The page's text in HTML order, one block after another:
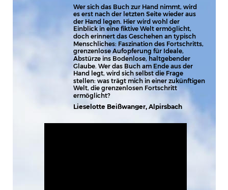
Wer sich das Buch zur Hand nimmt, wird
es erst nach der letzten Seite wieder aus
der Hand legen. Hier wird wohl der
Einblick in eine fiktive Welt ermöglicht,
doch erinnert das Geschehen an typisch
Menschliches: Faszination des Fortschritts,
grenzenlose Aufopferung für Ideale,
Abstürze ins Bodenlose, haltgebender
Glaube. Wer das Buch am Ende aus der
Hand legt, wird sich selbst die Frage
stellen: was trägt mich in einer zukünftigen
Welt, die grenzenlosen Fortschritt
ermöglicht?
Lieselotte Beißwanger, Alpirsbach